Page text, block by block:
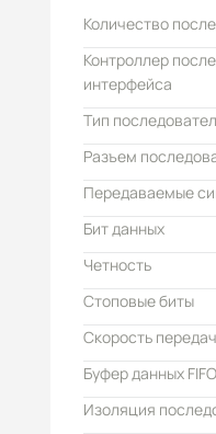
Количество
Контроллер
интерфейса
Тип
Разъем
Передаваемые
Бит данных
Четность
Стоповые биты
Скорость
Буфер данных
Изоляция